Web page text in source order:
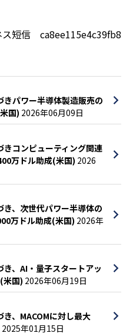
ス短信 ca8ee115e4c39fb8
きパワー半導体製造販売の
国) 2026年06月09日
コンピューティング関連
万ドル助成(米国) 2026
、次世代パワー半導体の
万ドル助成(米国) 2026年
、AI・量子スタートアッ
米国) 2026年06月19日
、MACOMに対し最大
2025年01月15日